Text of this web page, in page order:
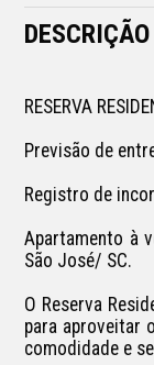
DESCRIÇÃO
RESERVA
Previsão de
Registro de
Apartamento à
São José/ SC.
O Reserva
para aproveitar
comodidade e